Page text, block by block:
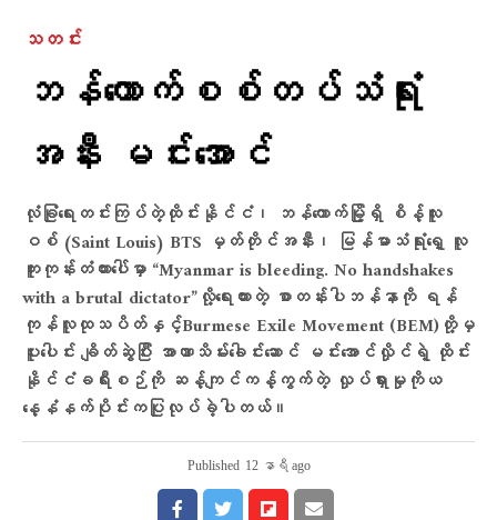
သတင်း
ဘန်​ကောက်စစ်တပ်သံရုံး
အနီး မင်း​အောင်
လုံခြုံရေးတင်းကြပ်တဲ့ထိုင်းနိုင်ငံ၊ ဘန်ကောက်မြို့ရှိ စိန့်လူး
ဝစ် (Saint Louis) BTS မှတ်တိုင်အနီး၊ မြန်မာသံရုံးရှေ့ လူ
ကူးကုန်းတံတားပေါ်မှာ “Myanmar is bleeding. No handshakes
with a brutal dictator”လို့​ရေးထားတဲ့ စာတန်းပါဘန်နာကို ရန်
ကုန်လူထုသပိတ်နှင့်Burmese Exile Movement (BEM)တို့မှ
ပူးပေါင်း ချိတ်ဆွဲပြီး အာဏာသိမ်း​ခေါင်း​ဆောင် မင်းအောင်လှိုင်ရဲ့ ထိုင်း
နိုင်ငံခရီးစဉ်ကို ဆန့်ကျင်ကန့်ကွက်တဲ့ လှုပ်ရှားမှုကိုယ​​
နေ့နံနက်ပိုင်းကပြုလုပ်ခဲ့ပါတယ်။
Published 12 နာရီ ago